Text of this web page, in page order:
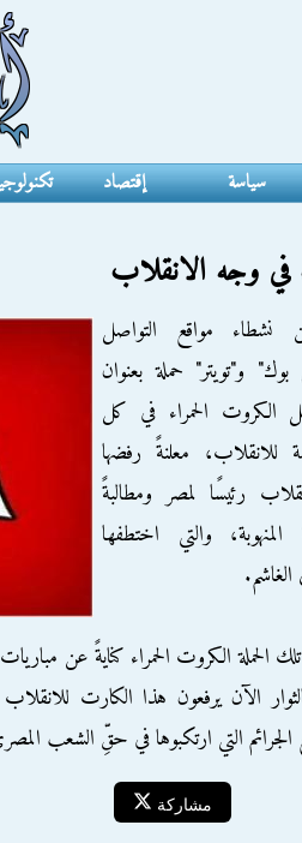
سياسة إقتصاد
وجه الانقلاب
مواقع التواصل
و"تويتر" حملة بعنوان
الكروت الحمراء في كل
للانقلاب، معلنةً رفضها
رئيسًا لمصر ومطالبةً
المنهوبة، والتي اختطفها
الحملة الكروت الحمراء كنايةً عن
الآن يرفعون هذا الكارت
الجرائم التي ارتكبوها في حقِّ الشعب
مشاركة